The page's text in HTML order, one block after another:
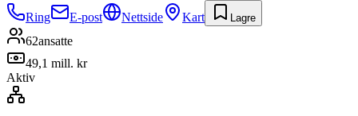
Ring
E-post Nettside Kart Lagre
62ansatte
49,1 mill. kr
Aktiv